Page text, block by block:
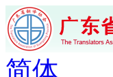
简体